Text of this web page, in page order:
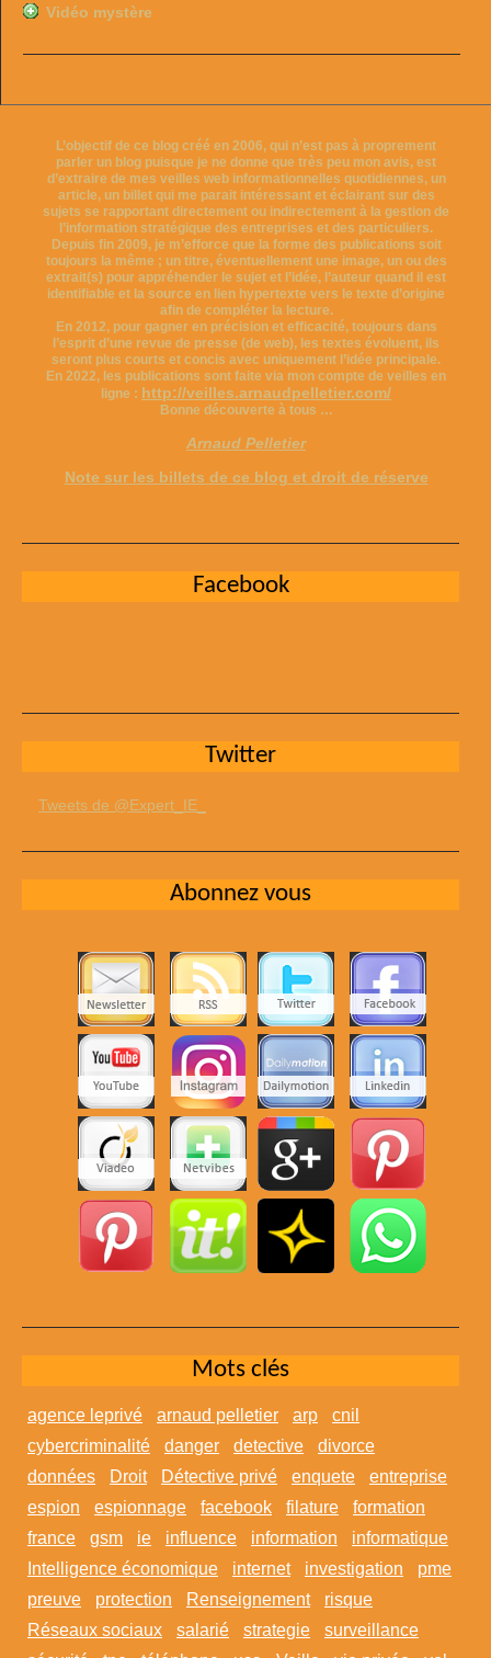
Vidéo mystère
L’objectif de ce blog créé en 2006, qui n’est pas à proprement
parler un blog puisque je ne donne que très peu mon avis, est
d’extraire de mes veilles web informationnelles quotidiennes, un
article, un billet qui me parait intéressant et éclairant sur des
sujets se rapportant directement ou indirectement à la gestion de
l’information stratégique des entreprises et des particuliers.
Depuis fin 2009, je m’efforce que la forme des publications soit
toujours la même ; un titre, éventuellement une image, un ou des
extrait(s) pour appréhender le sujet et l’idée, l’auteur quand il est
identifiable et la source en lien hypertexte vers le texte d’origine
afin de compléter la lecture.
En 2012, pour gagner en précision et efficacité, toujours dans
l’esprit d’une revue de presse (de web), les textes évoluent, ils
seront plus courts et concis avec uniquement l’idée principale.
En 2022, les publications sont faite via mon compte de veilles en
ligne : http://veilles.arnaudpelletier.com/
Bonne découverte à tous …
Arnaud Pelletier
Note sur les billets de ce blog et droit de réserve
Facebook
Twitter
Tweets de @Expert_IE_
Abonnez vous
Mots clés
agence leprivé arnaud pelletier arp
cnil
cybercriminalité
danger detective
divorce
données
Droit Détective privé enquete
entreprise
espion
espionnage facebook filature
formation
france
gsm ie influence information
informatique
Intelligence économique
internet investigation
pme
preuve
protection Renseignement
risque
Réseaux sociaux
salarié strategie
surveillance